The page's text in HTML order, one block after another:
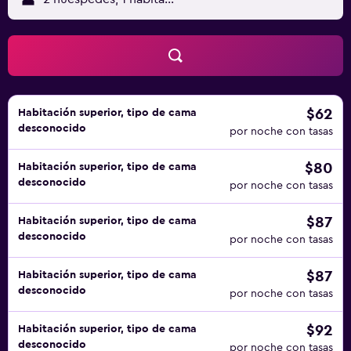
Habitación superior, tipo de cama
desconocido
$62
por noche con tasas
Habitación superior, tipo de cama
desconocido
$80
por noche con tasas
Habitación superior, tipo de cama
desconocido
$87
por noche con tasas
Habitación superior, tipo de cama
desconocido
$87
por noche con tasas
Habitación superior, tipo de cama
desconocido
$92
por noche con tasas